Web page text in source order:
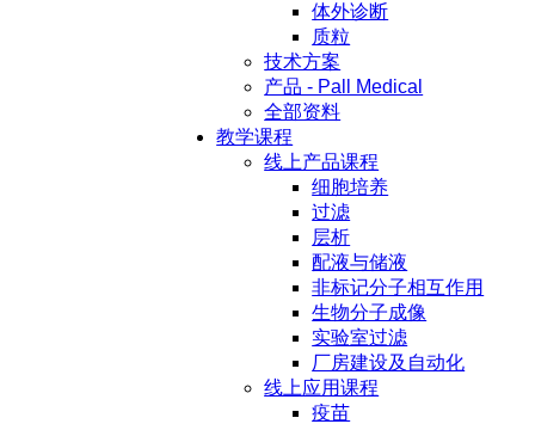
体外诊断
质粒
技术方案
产品 - Pall Medical
全部资料
教学课程
线上产品课程
细胞培养
过滤
层析
配液与储液
非标记分子相互作用
生物分子成像
实验室过滤
厂房建设及自动化
线上应用课程
疫苗